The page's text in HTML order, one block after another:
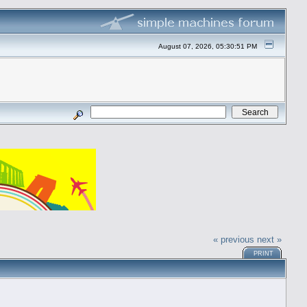
August 07, 2026, 05:30:51 PM
« previous next »
PRINT